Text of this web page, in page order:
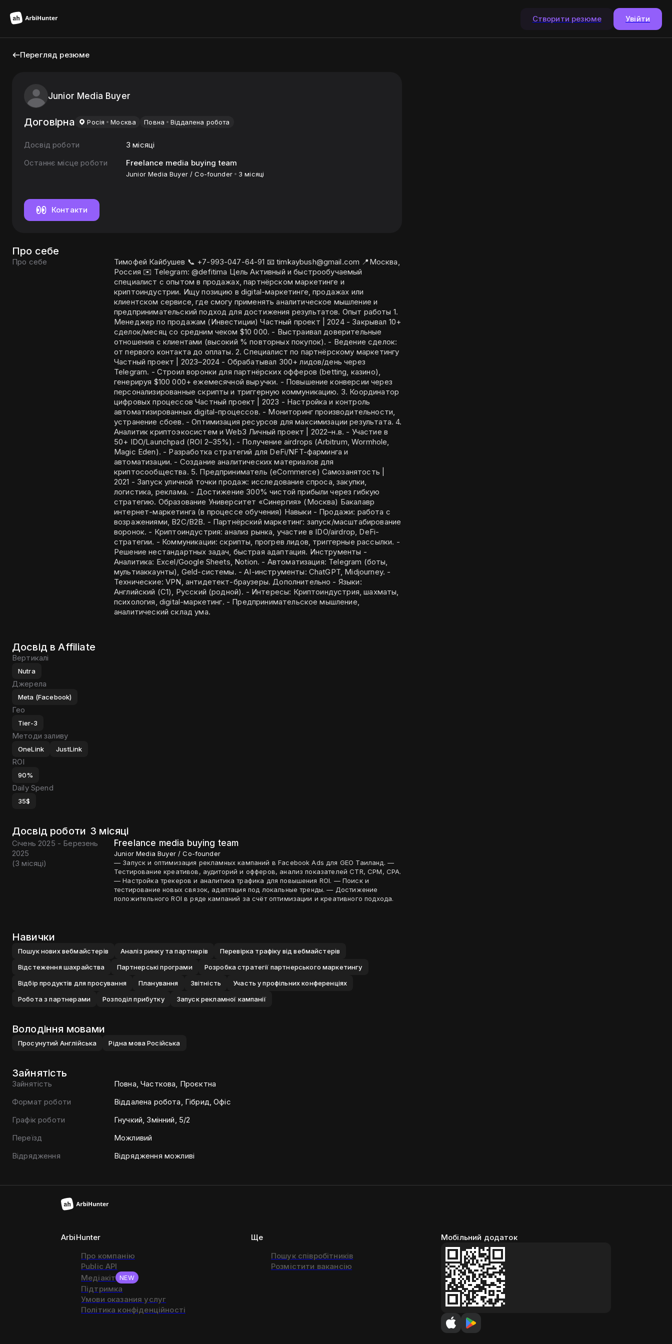
Створити резюме Увійти
Перегляд резюме
Junior Media Buyer
Договірна Росiя Москва Повна Віддалена робота
Досвід роботи
3 місяці
Останнє місце роботи
Freelance media buying team
Junior Media Buyer / Co-founder 3 місяці
Контакти
Про себе
Про себе
Тимофей Кайбушев 📞 +7-993-047-64-91 📧 timkaybush@gmail.com 📍Москва,
Россия ✉️ Telegram: @defitima Цель Активный и быстрообучаемый
специалист с опытом в продажах, партнёрском маркетинге и
криптоиндустрии. Ищу позицию в digital-маркетинге, продажах или
клиентском сервисе, где смогу применять аналитическое мышление и
предпринимательский подход для достижения результатов. Опыт работы 1.
Менеджер по продажам (Инвестиции) Частный проект | 2024 - Закрывал 10+
сделок/месяц со средним чеком $10 000. - Выстраивал доверительные
отношения с клиентами (высокий % повторных покупок). - Ведение сделок:
от первого контакта до оплаты. 2. Специалист по партнёрскому маркетингу
Частный проект | 2023–2024 - Обрабатывал 300+ лидов/день через
Telegram. - Строил воронки для партнёрских офферов (betting, казино),
генерируя $100 000+ ежемесячной выручки. - Повышение конверсии через
персонализированные скрипты и триггерную коммуникацию. 3. Координатор
цифровых процессов Частный проект | 2023 - Настройка и контроль
автоматизированных digital-процессов. - Мониторинг производительности,
устранение сбоев. - Оптимизация ресурсов для максимизации результата. 4.
Аналитик криптоэкосистем и Web3 Личный проект | 2022–н.в. - Участие в
50+ IDO/Launchpad (ROI 2–35%). - Получение airdrops (Arbitrum, Wormhole,
Magic Eden). - Разработка стратегий для DeFi/NFT-фарминга и
автоматизации. - Создание аналитических материалов для
криптосообщества. 5. Предприниматель (eCommerce) Самозанятость |
2021 - Запуск уличной точки продаж: исследование спроса, закупки,
логистика, реклама. - Достижение 300% чистой прибыли через гибкую
стратегию. Образование Университет «Синергия» (Москва) Бакалавр
интернет-маркетинга (в процессе обучения) Навыки - Продажи: работа с
возражениями, B2C/B2B. - Партнёрский маркетинг: запуск/масштабирование
воронок. - Криптоиндустрия: анализ рынка, участие в IDO/airdrop, DeFi-
стратегии. - Коммуникации: скрипты, прогрев лидов, триггерные рассылки. -
Решение нестандартных задач, быстрая адаптация. Инструменты -
Аналитика: Excel/Google Sheets, Notion. - Автоматизация: Telegram (боты,
мультиаккаунты), Geld-системы. - AI-инструменты: ChatGPT, Midjourney. -
Технические: VPN, антидетект-браузеры. Дополнительно - Языки:
Английский (C1), Русский (родной). - Интересы: Криптоиндустрия, шахматы,
психология, digital-маркетинг. - Предпринимательское мышление,
аналитический склад ума.
Досвід в Affiliate
Вертикалі
Nutra
Джерела
Meta (Facebook)
Гео
Tier-3
Методи заливу
OneLink JustLink
ROI
90%
Daily Spend
35$
Досвід роботи 3 місяці
Січень 2025 - Березень
2025
(3 місяці)
Freelance media buying team
Junior Media Buyer / Co-founder
— Запуск и оптимизация рекламных кампаний в Facebook Ads для GEO Таиланд. —
Тестирование креативов, аудиторий и офферов, анализ показателей CTR, CPM, CPA.
— Настройка трекеров и аналитика трафика для повышения ROI. — Поиск и
тестирование новых связок, адаптация под локальные тренды. — Достижение
положительного ROI в ряде кампаний за счёт оптимизации и креативного подхода.
Навички
Пошук нових вебмайстерiв Аналiз ринку та партнерiв
Перевiрка трафiку вiд вебмайстерiв
Вiдстеження шахрайства
Партнерськi програми
Розробка стратегiї партнерського маркетингу
Вiдбiр продуктiв для просування
Планування Звiтнiсть
Участь у профiльних конференцiях
Робота з партнерами
Розподiл прибутку Запуск рекламної кампанiї
Володіння мовами
Просунутий Англiйська Рiдна моваРосiйська
Зайнятість
Зайнятість
Повна, Часткова, Проєктна
Формат роботи
Віддалена робота, Гібрид, Офіс
Графік роботи
Гнучкий, Змінний, 5/2
Переїзд
Можливий
Відрядження
Відрядження можливі
ArbiHunter
Про компанію
Public API
Медіакіт NEW
Підтримка
Умови оказания услуг
Політика конфіденційності
Ще
Пошук співробітників
Розмістити вакансію
Мобільний додаток